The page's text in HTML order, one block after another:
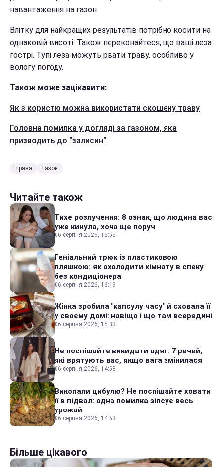
навантаження на газон.
Влітку для найкращих результатів потрібно косити на
однаковій висоті. Також переконайтеся, що ваші леза
гострі. Тупі леза можуть рвати траву, особливо у
вологу погоду.
Також може зацікавити:
Як з користю можна використати скошену траву
Головна помилка у догляді за газоном, яка
призводить до "залисин"
Трава Газон
Читайте також
Тихе розлучення: 8 ознак, що людина вас
уже кинула, хоча ще поруч
06 серпня 2026, 16:55
Геніальний трюк із пластиковою
пляшкою: як охолодити кімнату в спеку
без кондиціонера
06 серпня 2026, 16:19
Жінка зробила "капсулу часу" й сховала її
у своєму домі: навіщо і що там всередині
06 серпня 2026, 15:33
Не поспішайте викидати одяг: 7 речей,
які врятують вас, якщо вага змінилася
06 серпня 2026, 14:58
Викопали цибулю? Не поспішайте ховати
її в підвал: одна помилка зіпсує весь
урожай
06 серпня 2026, 14:53
Більше цікавого